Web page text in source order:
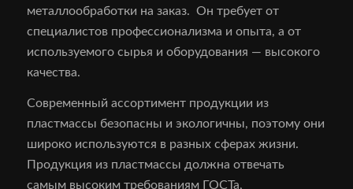
металлообработки на заказ. Он требует от
специалистов профессионализма и опыта, а от
используемого сырья и оборудования — высокого
качества.
Современный ассортимент продукции из
пластмассы безопасны и экологичны, поэтому они
широко используются в разных сферах жизни.
Продукция из пластмассы должна отвечать
самым высоким требованиям ГОСТа,